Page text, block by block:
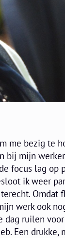
me bezig te
bij mijn
focus lag op
ik weer
werk ook
dag ruilen
Een drukke,